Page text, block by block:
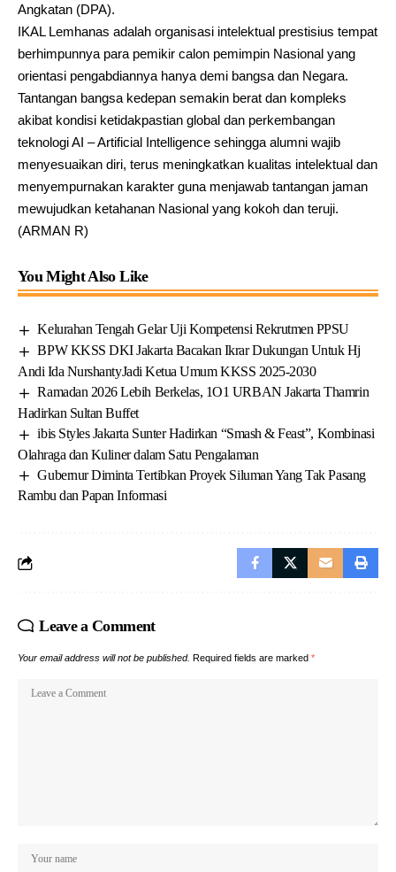
Angkatan (DPA).
IKAL Lemhanas adalah organisasi intelektual prestisius tempat
berhimpunnya para pemikir calon pemimpin Nasional yang
orientasi pengabdiannya hanya demi bangsa dan Negara.
Tantangan bangsa kedepan semakin berat dan kompleks
akibat kondisi ketidakpastian global dan perkembangan
teknologi AI – Artificial Intelligence sehingga alumni wajib
menyesuaikan diri, terus meningkatkan kualitas intelektual dan
menyempurnakan karakter guna menjawab tantangan jaman
mewujudkan ketahanan Nasional yang kokoh dan teruji.
(ARMAN R)
You Might Also Like
Kelurahan Tengah Gelar Uji Kompetensi Rekrutmen PPSU
BPW KKSS DKI Jakarta Bacakan Ikrar Dukungan Untuk Hj
Andi Ida NurshantyJadi Ketua Umum KKSS 2025-2030
Ramadan 2026 Lebih Berkelas, 1O1 URBAN Jakarta Thamrin
Hadirkan Sultan Buffet
ibis Styles Jakarta Sunter Hadirkan “Smash & Feast”, Kombinasi
Olahraga dan Kuliner dalam Satu Pengalaman
Gubernur Diminta Tertibkan Proyek Siluman Yang Tak Pasang
Rambu dan Papan Informasi
Leave a Comment
Your email address will not be published. Required fields are marked *